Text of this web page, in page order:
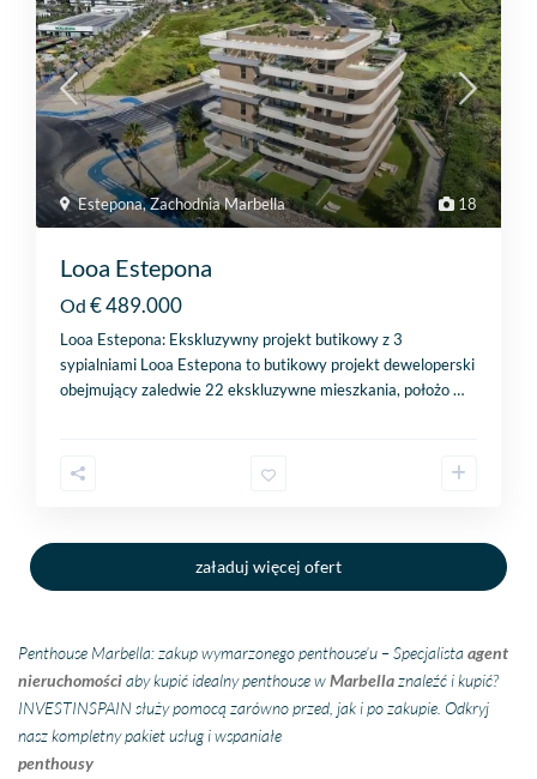
18
Estepona,Zachodnia Marbella
Looa Estepona
Od € 489.000
Looa Estepona: Ekskluzywny projekt butikowy z 3
sypialniami Looa Estepona to butikowy projekt deweloperski
obejmujący zaledwie 22 ekskluzywne mieszkania, położo…
załaduj więcej ofert
Penthouse Marbella: zakup wymarzonego penthouse’u – Specjalistaagent
nieruchomościaby kupić idealny penthouse wMarbella znaleźć i kupić?
INVESTINSPAIN służy pomocą zarówno przed, jak i po zakupie. Odkryj
nasz kompletny pakiet usług i wspaniałe
penthousy